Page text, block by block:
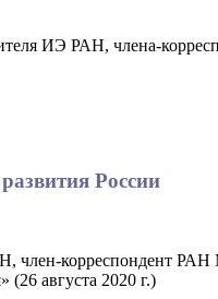
ИЭ РАН, члена-
России
член-корреспондент
(26 августа 2020 г.)